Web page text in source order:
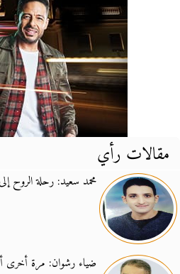
مقالات رأي
محمد سعيد: رحلة الروح
ضياء رشوان: مرة أخرى